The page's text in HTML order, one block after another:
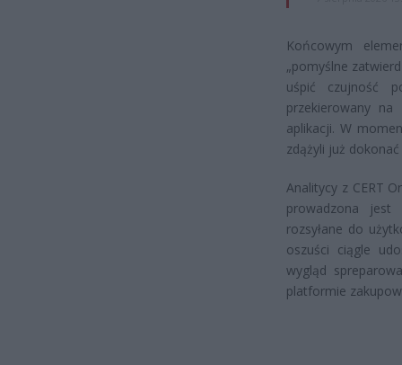
Końcowym
„pomyślne
uśpić czujność
przekierowany
aplikacji. W
zdążyli już
Analitycy z CERT
prowadzona
rozsyłane do
oszuści ciągle
wygląd
platformie